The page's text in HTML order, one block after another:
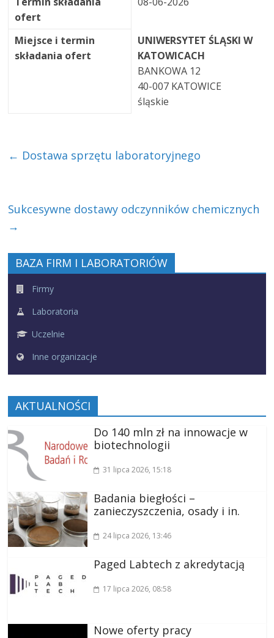
ofert
Miejsce i termin
składania ofert
UNIWERSYTET ŚLĄSKI W
KATOWICACH
BANKOWA 12
40-007 KATOWICE
śląskie
← Dostawa sprzętu laboratoryjnego
Sukcesywne dostawy odczynników chemicznych
→
BAZA FIRM I LABORATORIÓW
Firmy
Laboratoria
Uczelnie
Inne organizacje
AKTUALNOŚCI
Do 140 mln zł na innowacje w
biotechnologii
31 lipca 2026, 15:18
Badania biegłości –
zanieczyszczenia, osady i in.
24 lipca 2026, 13:46
Paged Labtech z akredytacją
17 lipca 2026, 08:58
Nowe oferty pracy